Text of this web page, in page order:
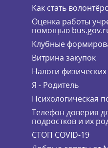
Как стать
Оценка работы
помощью
Клубные
Витрина закупок
Налоги
Я - Родитель
Психологическая
Телефон доверия
подростков и их
СТОП COVID-19